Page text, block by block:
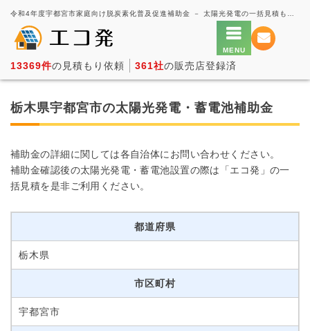
13369件の見積もり依頼 361社の販売店登録済
栃木県宇都宮市の太陽光発電・蓄電池補助金
補助金の詳細に関しては各自治体にお問い合わせください。
補助金確認後の太陽光発電・蓄電池設置の際は「エコ発」の一
括見積を是非ご利用ください。
都道府県
栃木県
市区町村
宇都宮市